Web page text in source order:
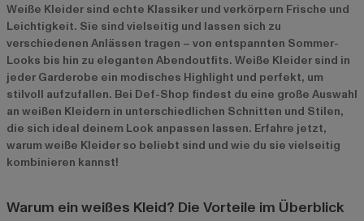
Weiße Kleider sind echte Klassiker und verkörpern Frische und
Leichtigkeit. Sie sind vielseitig und lassen sich zu
verschiedenen Anlässen tragen – von entspannten Sommer-
Looks bis hin zu eleganten Abendoutfits. Weiße Kleider sind in
jeder Garderobe ein modisches Highlight und perfekt, um
stilvoll aufzufallen. Bei Def-Shop findest du eine große Auswahl
an weißen Kleidern in unterschiedlichen Schnitten und Stilen,
die sich ideal deinem Look anpassen lassen. Erfahre jetzt,
warum weiße Kleider so beliebt sind und wie du sie vielseitig
kombinieren kannst!
Warum ein weißes Kleid? Die Vorteile im Überblick